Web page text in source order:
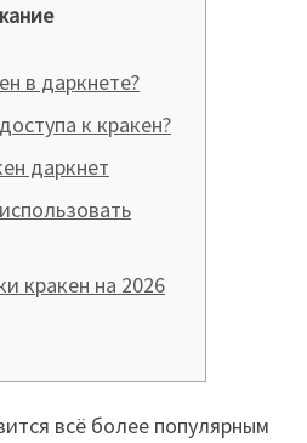
в даркнете?
к кракен?
даркнет
кракен на 2026
всё более популярным